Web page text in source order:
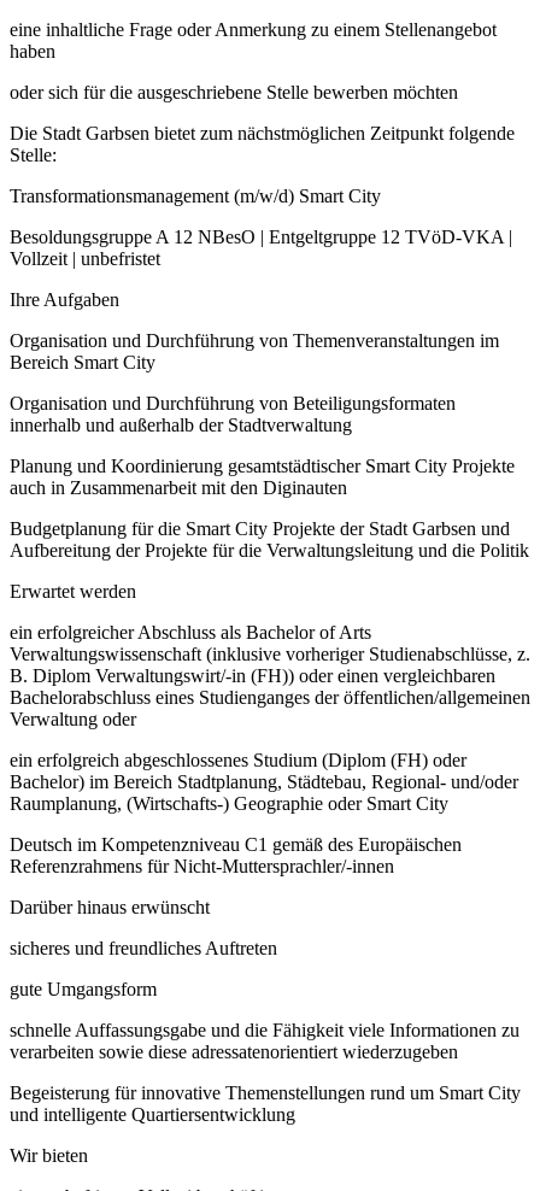
eine inhaltliche Frage oder Anmerkung zu einem Stellenangebot
haben
oder sich für die ausgeschriebene Stelle bewerben möchten
Die Stadt Garbsen bietet zum nächstmöglichen Zeitpunkt folgende
Stelle:
Transformationsmanagement (m/w/d) Smart City
Besoldungsgruppe A 12 NBesO | Entgeltgruppe 12 TVöD-VKA |
Vollzeit | unbefristet
Ihre Aufgaben
Organisation und Durchführung von Themenveranstaltungen im
Bereich Smart City
Organisation und Durchführung von Beteiligungsformaten
innerhalb und außerhalb der Stadtverwaltung
Planung und Koordinierung gesamtstädtischer Smart City Projekte
auch in Zusammenarbeit mit den Diginauten
Budgetplanung für die Smart City Projekte der Stadt Garbsen und
Aufbereitung der Projekte für die Verwaltungsleitung und die Politik
Erwartet werden
ein erfolgreicher Abschluss als Bachelor of Arts
Verwaltungswissenschaft (inklusive vorheriger Studienabschlüsse, z.
B. Diplom Verwaltungswirt/-in (FH)) oder einen vergleichbaren
Bachelorabschluss eines Studienganges der öffentlichen/allgemeinen
Verwaltung oder
ein erfolgreich abgeschlossenes Studium (Diplom (FH) oder
Bachelor) im Bereich Stadtplanung, Städtebau, Regional- und/oder
Raumplanung, (Wirtschafts-) Geographie oder Smart City
Deutsch im Kompetenzniveau C1 gemäß des Europäischen
Referenzrahmens für Nicht-Muttersprachler/-innen
Darüber hinaus erwünscht
sicheres und freundliches Auftreten
gute Umgangsform
schnelle Auffassungsgabe und die Fähigkeit viele Informationen zu
verarbeiten sowie diese adressatenorientiert wiederzugeben
Begeisterung für innovative Themenstellungen rund um Smart City
und intelligente Quartiersentwicklung
Wir bieten